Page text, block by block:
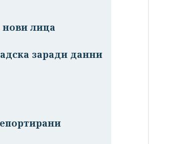
нови лица
заради данни